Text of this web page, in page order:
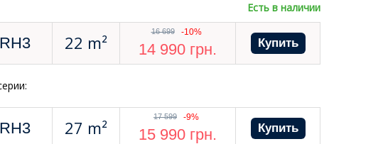
Есть в наличии
22 m²
16 699 -10%
14 990 грн.
27 m²
17 599 -9%
15 990 грн.